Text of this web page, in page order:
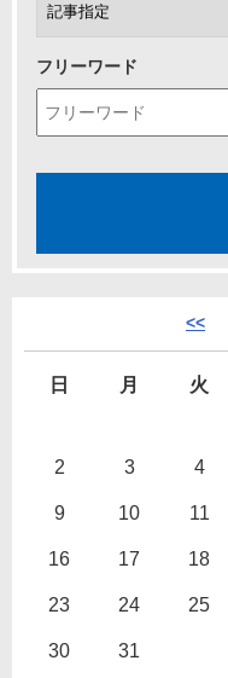
フリーワード
<<
日 月 火
2 3 4
9 10 11
16 17 18
23 24 25
30 31